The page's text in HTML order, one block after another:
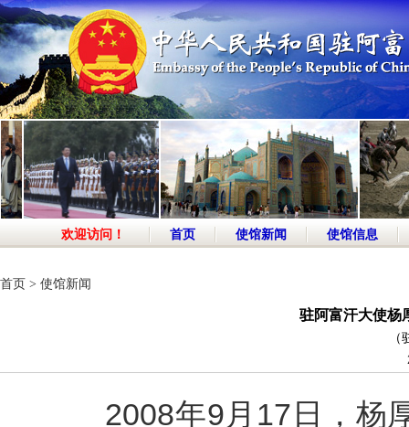
欢迎访问！ 首页 使馆新闻 使馆信息
首页 > 使馆新闻
驻阿富汗大使杨
2008年9月17日，杨厚